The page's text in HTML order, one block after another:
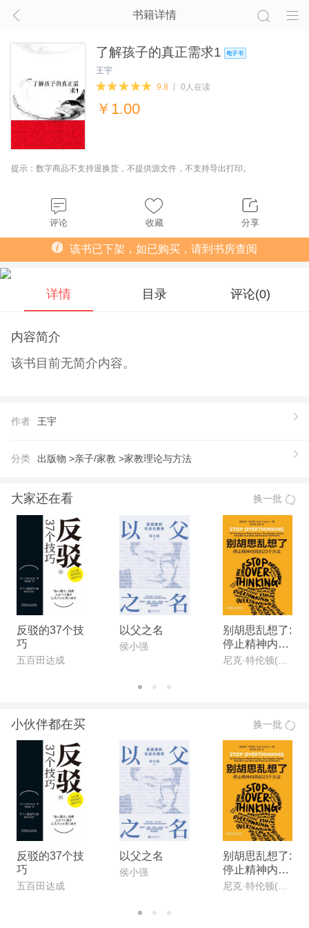
书籍详情
了解孩子的真正需求1
王宇
9.8
0人在读
￥ 1.00
提示：数字商品不支持退换货，不提供源文件，不支持导出打印。
评论 收藏 分享
该书已下架，如已购买，请到书房查阅
详情 目录 评论(0)
内容简介
该书目前无简介内容。
作者 王宇
分类 出版物 >亲子/家教 >家教理论与方法
大家还在看 换一批
反驳的37个技
巧
五百田达成
以父之名
侯小强
别胡思乱想了:
停止精神内耗
的23个方法尼克·特伦顿(Nick Trenton)
小伙伴都在买 换一批
反驳的37个技
巧
五百田达成
以父之名
侯小强
别胡思乱想了:
停止精神内耗
的23个方法